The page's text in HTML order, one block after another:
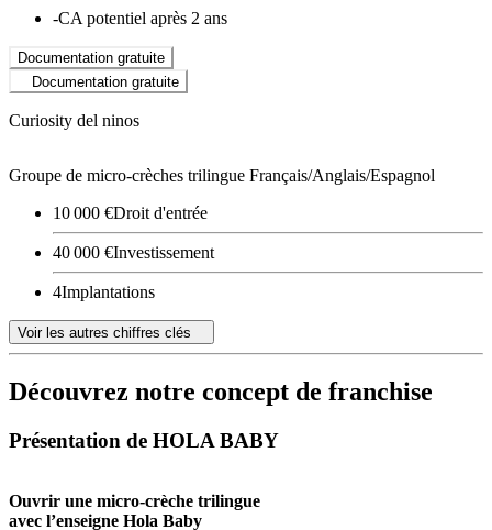
-CA potentiel après 2 ans
Documentation gratuite
Documentation gratuite
Curiosity del ninos
Groupe de micro-crèches trilingue Français/Anglais/Espagnol
10 000 €Droit d'entrée
40 000 €Investissement
4Implantations
Voir les autres chiffres clés
Découvrez notre concept de franchise
Présentation de HOLA BABY
Ouvrir une micro-crèche trilingue
avec l’enseigne Hola Baby